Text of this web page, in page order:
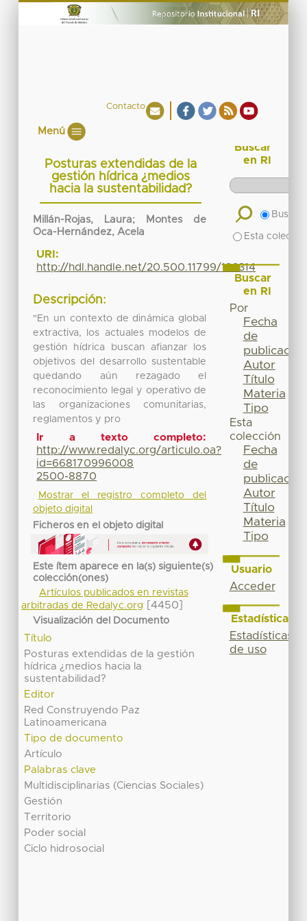
Contacto
Menú
Posturas extendidas de la
gestión hídrica ¿medios
hacia la sustentabilidad?
Millán-Rojas, Laura; Montes de
Oca-Hernández, Acela
URI:
http://hdl.handle.net/20.500.11799/136314
Descripción:
"En un contexto de dinámica global
extractiva, los actuales modelos de
gestión hídrica buscan afianzar los
objetivos del desarrollo sustentable
quedando aún rezagado el
reconocimiento legal y operativo de
las organizaciones comunitarias,
reglamentos y pro
Ir a texto completo:
http://www.redalyc.org/articulo.oa?
id=668170996008
2500-8870
Mostrar el registro completo del
objeto digital
Ficheros en el objeto digital
Este ítem aparece en la(s) siguiente(s)
colección(ones)
Artículos publicados en revistas
arbitradas de Redalyc.org
[4450]
Visualización del Documento
Título
Posturas extendidas de la gestión
hídrica ¿medios hacia la
sustentabilidad?
Editor
Red Construyendo Paz
Latinoamericana
Tipo de documento
Artículo
Palabras clave
Multidisciplinarias (Ciencias Sociales)
Gestión
Territorio
Poder social
Ciclo hidrosocial
Buscar
en RI
Buscar
Esta
Buscar
en RI
Por
Fecha
de
publicación
Autor
Título
Materia
Tipo
Esta
colección
Fecha
de
publicación
Autor
Título
Materia
Tipo
Usuario
Acceder
Estadísticas
Estadísticas
de uso